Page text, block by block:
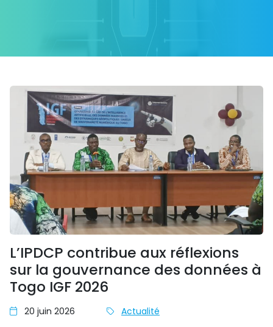
L’IPDCP contribue aux réflexions
sur la gouvernance des données à
Togo IGF 2026
20 juin 2026 Actualité